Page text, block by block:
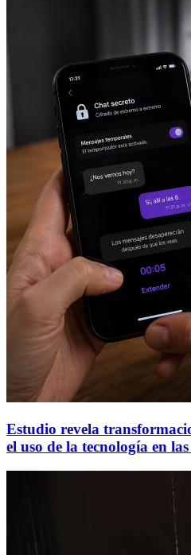
Estudio revela
el uso de la tecnología en